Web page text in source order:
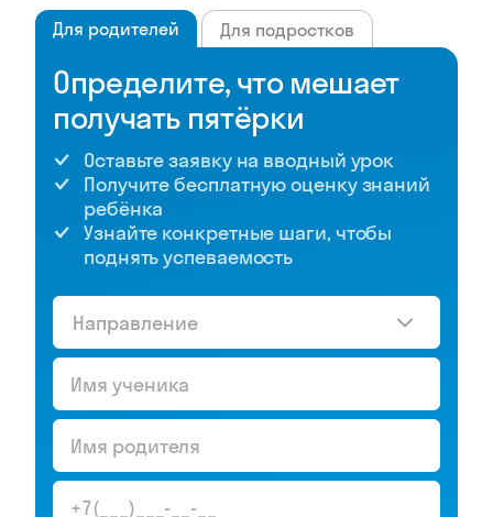
Для родителей Для подростков
Определите, что мешает
получать пятёрки
Оставьте заявку на вводный урок
Получите бесплатную оценку знаний
ребёнка
Узнайте конкретные шаги, чтобы
поднять успеваемость
Направление